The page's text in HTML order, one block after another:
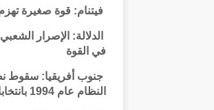
فيتنام: قوة صغيرة
الدلالة: الإصرار
في القوة
جنوب أفريقيا: سقوط
النظام عام 1994 بانتخابات حرة